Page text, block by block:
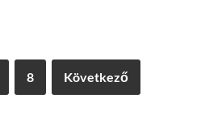
8 Következő